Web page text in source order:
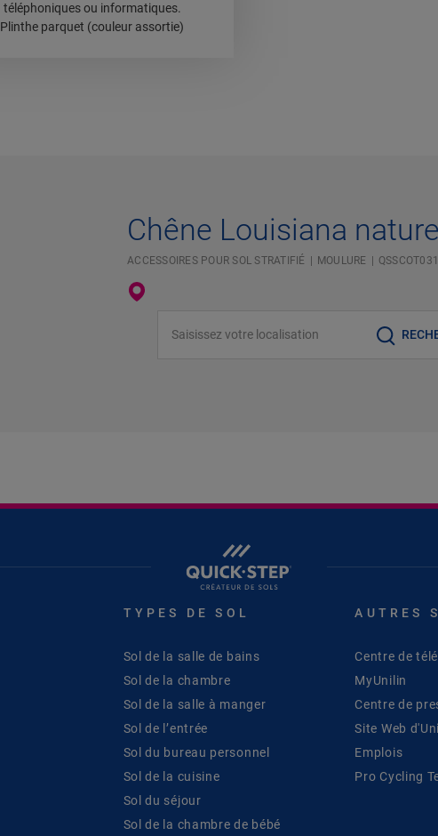
téléphoniques ou informatiques.
Plinthe parquet (couleur assortie)
Chêne Louisiana nature
ACCESSOIRES POUR SOL STRATIFIÉ MOULURE
TYPES DE SOL
Sol de la salle de bains
Sol de la chambre
Sol de la salle à manger
Sol de l’entrée
Sol du bureau personnel
Sol de la cuisine
Sol du séjour
Sol de la chambre de bébé
AUTRES
Centre de
MyUnilin
Centre de
Site Web
Emplois
Pro Cycling